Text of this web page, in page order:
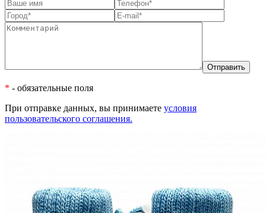
* - обязательные поля
При отправке данных, вы принимаете условия
пользовательского соглашения.